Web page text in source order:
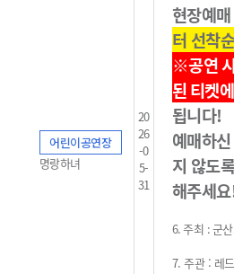
어린이공연장
명랑하녀
20
26
-0
5-
31
현장예
터 선착
※공연
된 티켓에
됩니다!
예매하
지 않도
해주세
6.주최 :군
7. 주관 : 레